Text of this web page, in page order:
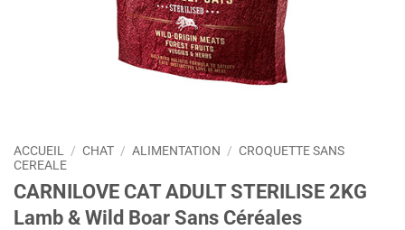
ACCUEIL / CHAT / ALIMENTATION / CROQUETTE SANS
CEREALE
CARNILOVE CAT ADULT STERILISE 2KG
Lamb & Wild Boar Sans Céréales